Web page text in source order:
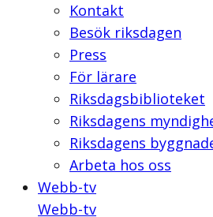
Kontakt
Besök riksdagen
Press
För lärare
Riksdagsbiblioteket
Riksdagens
Riksdagens
Arbeta hos oss
Webb-tv
Webb-tv